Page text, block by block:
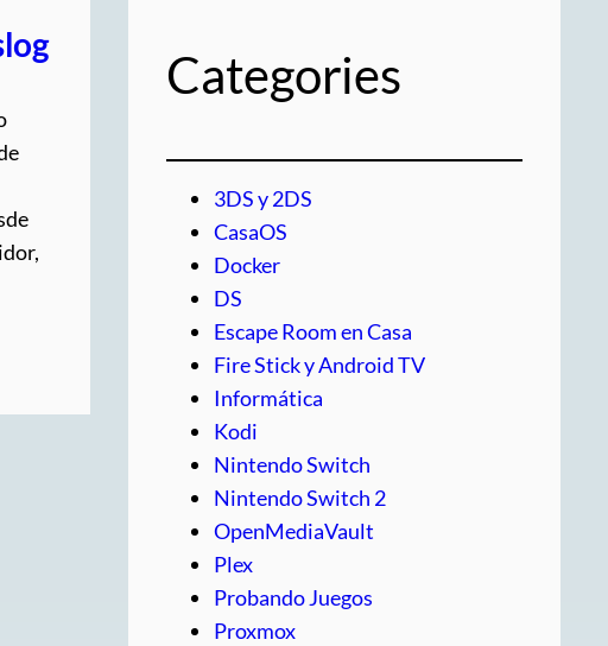
Categories
3DS y 2DS
CasaOS
Docker
DS
Escape Room en Casa
Fire Stick y Android TV
Informática
Kodi
Nintendo Switch
Nintendo Switch 2
OpenMediaVault
Plex
Probando Juegos
Proxmox